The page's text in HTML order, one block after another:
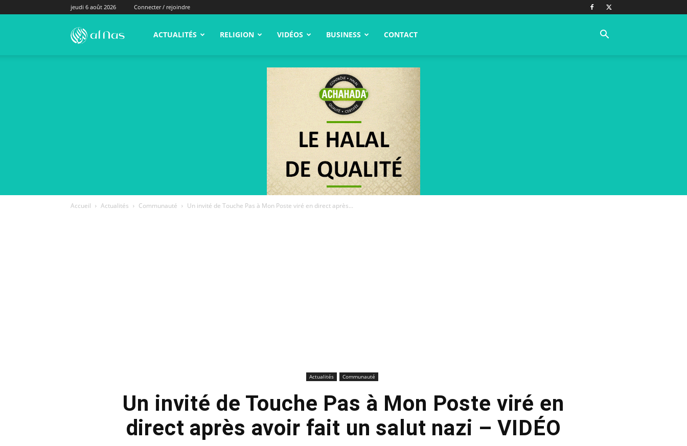
jeudi 6 août 2026 Connecter / rejoindre
alNas.fr ACTUALITÉS RELIGION VIDÉOS BUSINESS CONTACT
Accueil Actualités Communauté Un invité de Touche Pas à Mon Poste viré en direct après...
Actualités Communauté
Un invité de Touche Pas à Mon Poste viré en
direct après avoir fait un salut nazi – VIDÉO